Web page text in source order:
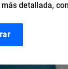
detallada,